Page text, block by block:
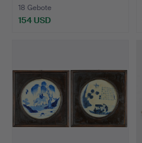
18 Gebote
154 USD